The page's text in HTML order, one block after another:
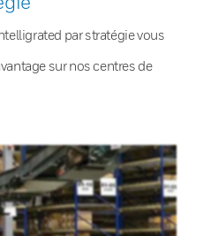
par stratégie vous
sur nos centres de